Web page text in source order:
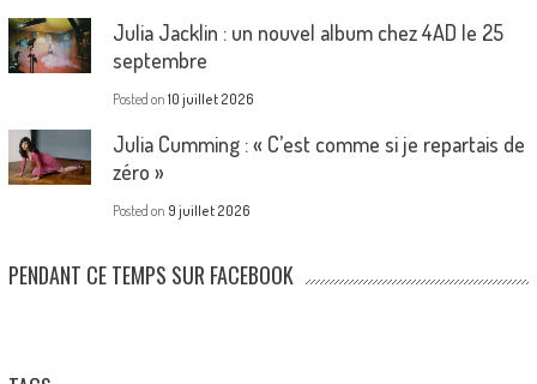
Julia Jacklin : un nouvel album chez 4AD le 25
septembre
Posted on 10 juillet 2026
Julia Cumming : « C’est comme si je repartais de
zéro »
Posted on 9 juillet 2026
PENDANT CE TEMPS SUR FACEBOOK